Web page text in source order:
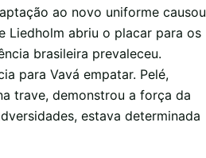
ao novo uniforme causou
Liedholm abriu o placar para os
brasileira prevaleceu.
para Vavá empatar. Pelé,
trave, demonstrou a força da
estava determinada